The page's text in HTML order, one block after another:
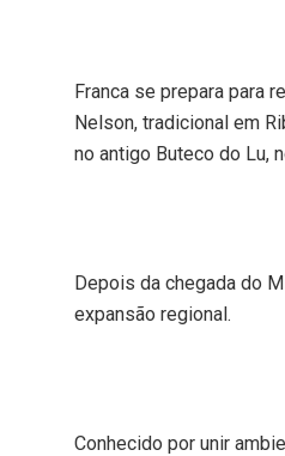
Franca se prepara para
Nelson, tradicional em
no antigo Buteco do Lu,
Depois da chegada do
expansão regional.
Conhecido por unir